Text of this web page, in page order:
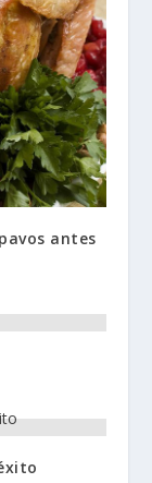
antes